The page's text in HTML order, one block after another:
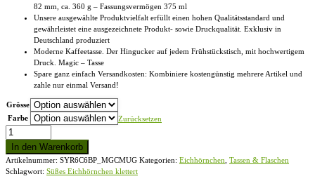
82 mm, ca. 360 g – Fassungsvermögen 375 ml
Unsere ausgewählte Produktvielfalt erfüllt einen hohen Qualitätsstandard und
gewährleistet eine ausgezeichnete Produkt- sowie Druckqualität. Exklusiv in
Deutschland produziert
Moderne Kaffeetasse. Der Hingucker auf jedem Frühstückstisch, mit hochwertigem
Druck. Magic – Tasse
Spare ganz einfach Versandkosten: Kombiniere kostengünstig mehrere Artikel und
zahle nur einmal Versand!
Grösse
Farbe
Zurücksetzen
Süßes
Eichhörnchen
klettert
-
Magic
In den Warenkorb
Artikelnummer: SYR6C6BP_MGCMUG Kategorien: Eichhörnchen Tassen & Flaschen
Schlagwort: Süßes Eichhörnchen klettert